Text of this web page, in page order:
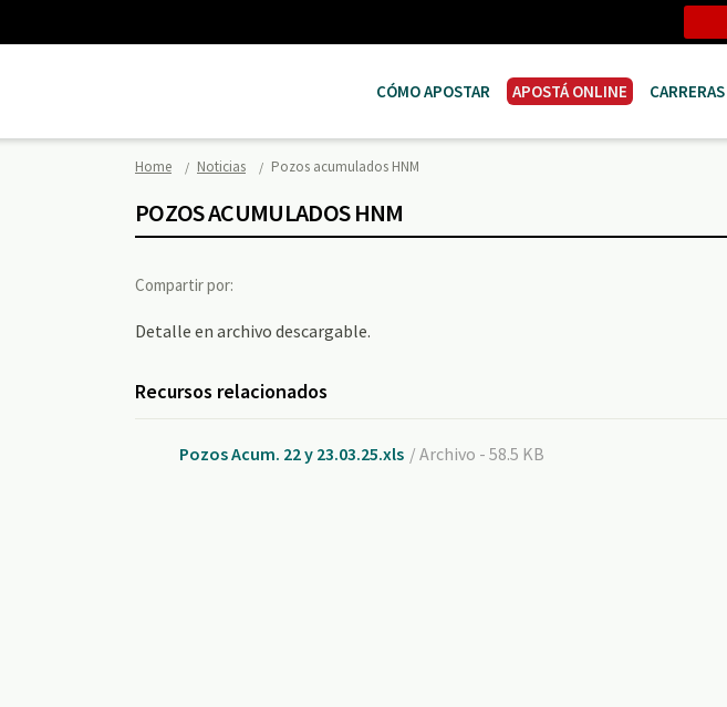
CÓMO APOSTAR APOSTÁ ONLINE CARRERAS
Home Noticias Pozos acumulados HNM
POZOS ACUMULADOS HNM
Compartir por:
Detalle en archivo descargable.
Recursos relacionados
Pozos Acum. 22 y 23.03.25.xls / Archivo - 58.5 KB